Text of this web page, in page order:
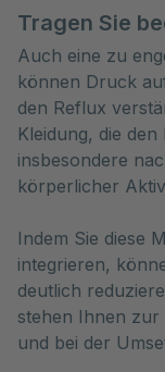
Tragen Sie
Auch eine zu
können Druck
den Reflux
Kleidung, die
insbesondere
körperlicher
Indem Sie diese
integrieren,
deutlich
stehen Ihnen zur
und bei der